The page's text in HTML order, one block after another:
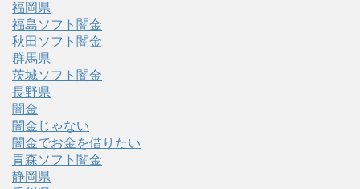
福岡県
福島ソフト闇金
秋田ソフト闇金
群馬県
茨城ソフト闇金
長野県
闇金
闇金じゃない
闇金でお金を借りたい
青森ソフト闇金
静岡県